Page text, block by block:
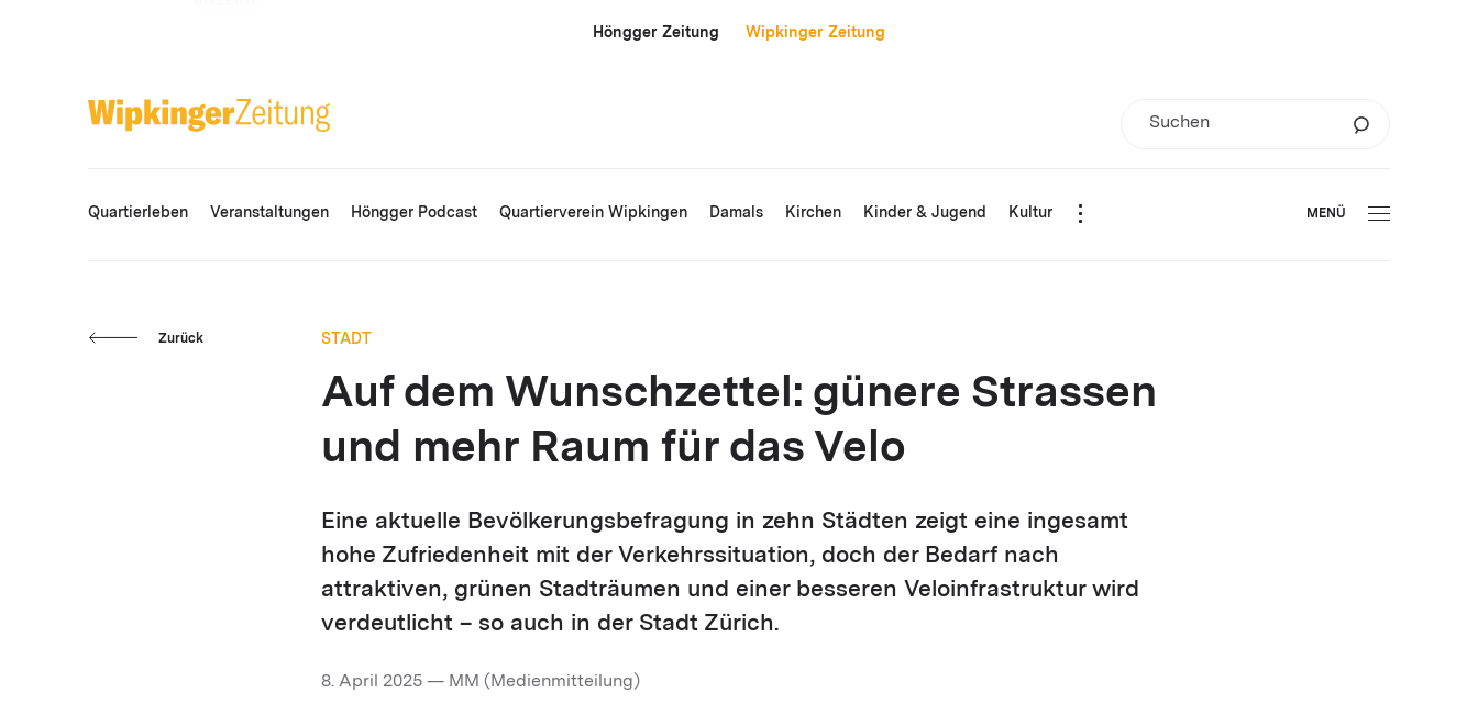
Höngger Zeitung Wipkinger Zeitung
Quartierleben Veranstaltungen Höngger Podcast Quartierverein Wipkingen Damals Kirchen Kinder & Jugend Kultur MENÜ
Zurück STADT
Auf dem Wunschzettel: günere Strassen
und mehr Raum für das Velo
Eine aktuelle Bevölkerungsbefragung in zehn Städten zeigt eine ingesamt
hohe Zufriedenheit mit der Verkehrssituation, doch der Bedarf nach
attraktiven, grünen Stadträumen und einer besseren Veloinfrastruktur wird
verdeutlicht – so auch in der Stadt Zürich.
8. April 2025 — MM (Medienmitteilung)